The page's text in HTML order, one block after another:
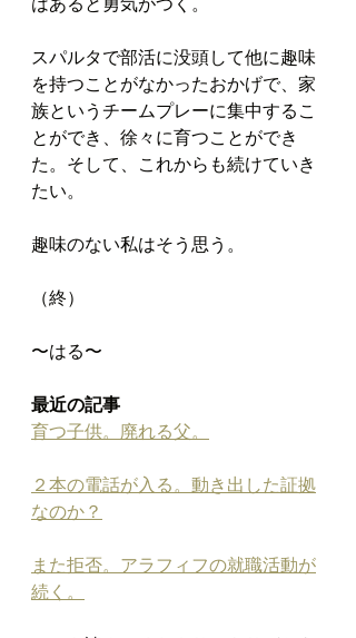
スパルタで部活に没頭して他に趣味
を持つことがなかったおかげで、家
族というチームプレーに集中するこ
とができ、徐々に育つことができ
た。そして、これからも続けていき
たい。
趣味のない私はそう思う。
（終）
〜はる〜
最近の記事
育つ子供。廃れる父。
２本の電話が入る。動き出した証拠
なのか？
また拒否。アラフィフの就職活動が
続く。